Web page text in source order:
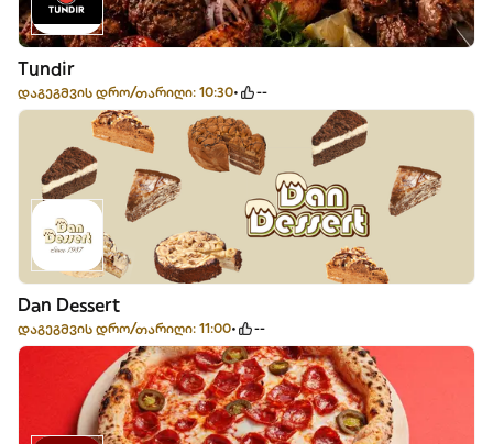
Tundir
დაგეგმვის დრო/თარიღი: 10:30 --
Dan Dessert
დაგეგმვის დრო/თარიღი: 11:00 --